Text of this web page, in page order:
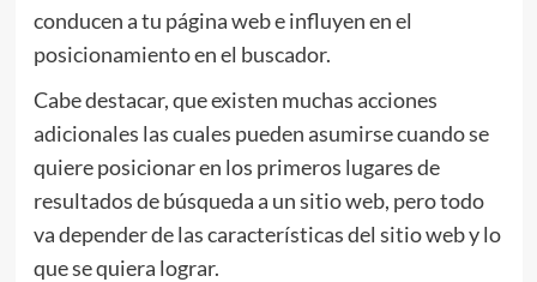
conducen a tu página web e influyen en el
posicionamiento en el buscador.
Cabe destacar, que existen muchas acciones
adicionales las cuales pueden asumirse cuando se
quiere posicionar en los primeros lugares de
resultados de búsqueda a un sitio web, pero todo
va depender de las características del sitio web y lo
que se quiera lograr.